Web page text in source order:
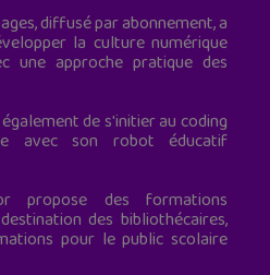
diffusé par abonnement, a
la culture numérique
une approche pratique des
de s'initier au coding
avec son robot éducatif
propose des formations
des bibliothécaires,
pour le public scolaire